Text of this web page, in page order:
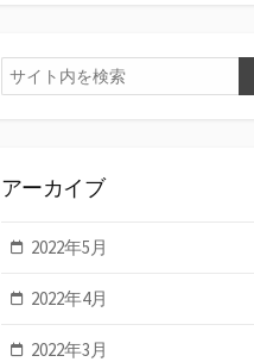
検
索
アーカイブ
2022年5月
2022年4月
2022年3月